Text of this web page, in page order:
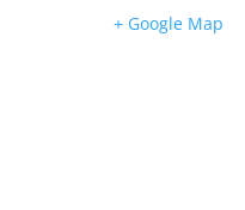
+ Google Map